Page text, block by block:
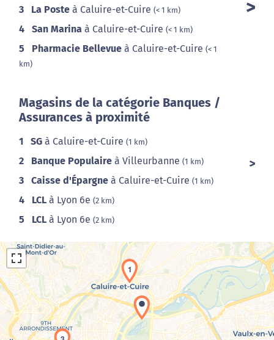
3 La Poste à Caluire-et-Cuire (< 1 km)
4 San Marina à Caluire-et-Cuire (< 1 km)
5 Pharmacie Bellevue à Caluire-et-Cuire (< 1
km)
Magasins de la catégorie Banques /
Assurances à proximité
1 SG à Caluire-et-Cuire (1 km)
2 Banque Populaire à Villeurbanne (1 km)
3 Caisse d'Épargne à Caluire-et-Cuire (1 km)
4 LCL à Lyon 6e (2 km)
5 LCL à Lyon 6e (2 km)
1